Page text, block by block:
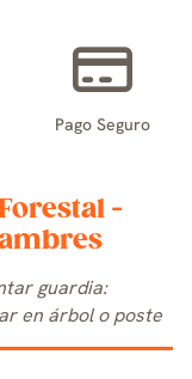
Pago Seguro
-
guardia:
en árbol o poste